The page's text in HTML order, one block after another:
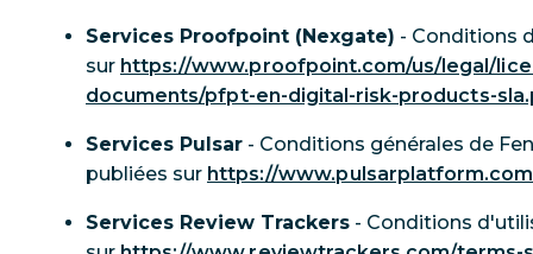
Services Proofpoint (Nexgate) - Conditions
sur https://www.proofpoint.com/us/legal/
documents/pfpt-en-digital-risk-products-
Services Pulsar - Conditions générales de
publiées sur https://
Services Review Trackers - Conditions